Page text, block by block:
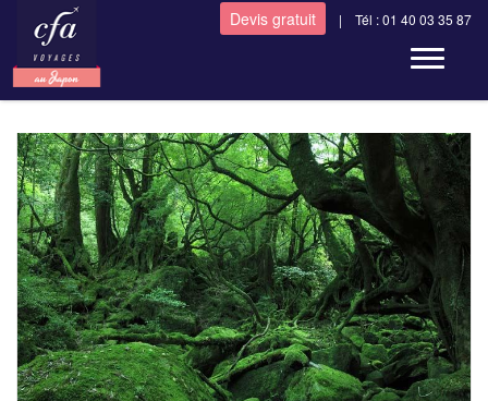
Devis gratuit | Tél : 01 40 03 35 87
Toggle